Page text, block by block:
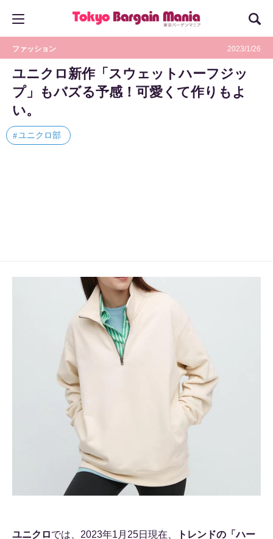
ファッション 2023/1/26
ユニクロ新作「スウェットハーフジッ
プ」もバズる予感！可愛くて作りもよ
い。
ユニクロ部
ユニクロでは、2023年1月25日現在、
トレンドの「ハー